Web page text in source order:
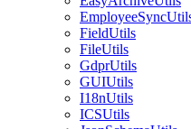
FieldUtils
FileUtils
GdprUtils
GUIUtils
I18nUtils
ICSUtils